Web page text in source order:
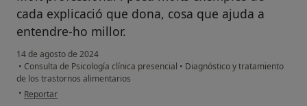
cada explicació que dona, cosa que ajuda a
entendre-ho millor.
14 de agosto de 2024
• Consulta de Psicología clínica presencial • Diagnóstico y tratamiento
de los trastornos alimentarios
• en opinión del usuario Eulalia
Reportar